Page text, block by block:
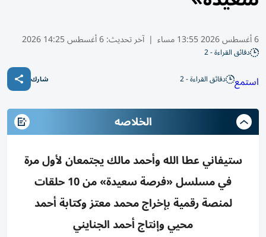
6 أغسطس 2026 13:55 مساء | آخر تحديث:6 أغسطس 14:25 2026
دقائق القراءة - 2
استمع دقائق القراءة - 2 شارك
الخلاصه
ستيفاني عطا الله وأحمد مالك يجتمعان لأول مرة
في مسلسل «فرصة سعيدة» من 10 حلقات
لمنصة رقمية بإخراج محمد معتز وكتابة أحمد
محيي وإنتاج أحمد الجنايني